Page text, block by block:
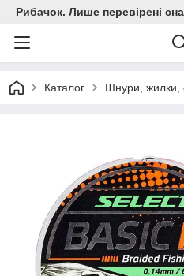
Рибачок. Лише перевірені
Каталог Шнури,